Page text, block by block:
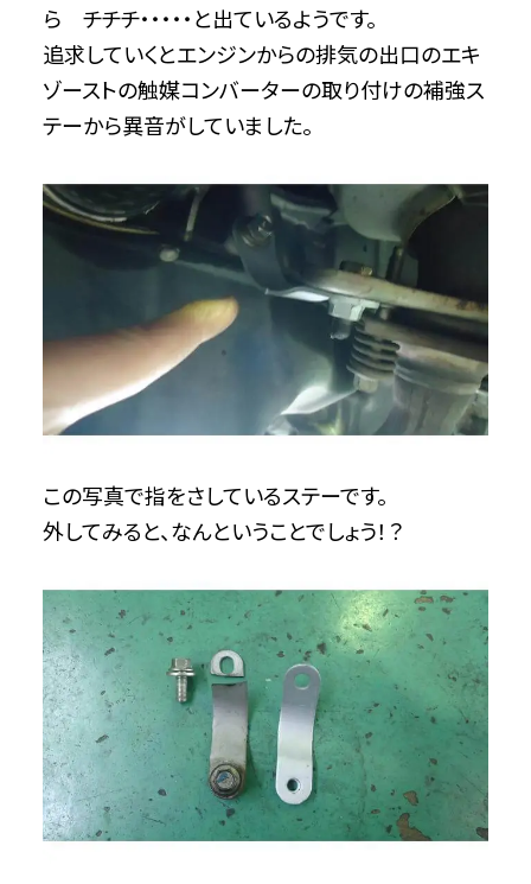
ら チチチ・・・・・と出ているようです。
追求していくとエンジンからの排気の出口のエキ
ゾーストの触媒コンバーターの取り付けの補強ス
テーから異音がしていました。
この写真で指をさしているステーです。
外してみると、なんということでしょう！？